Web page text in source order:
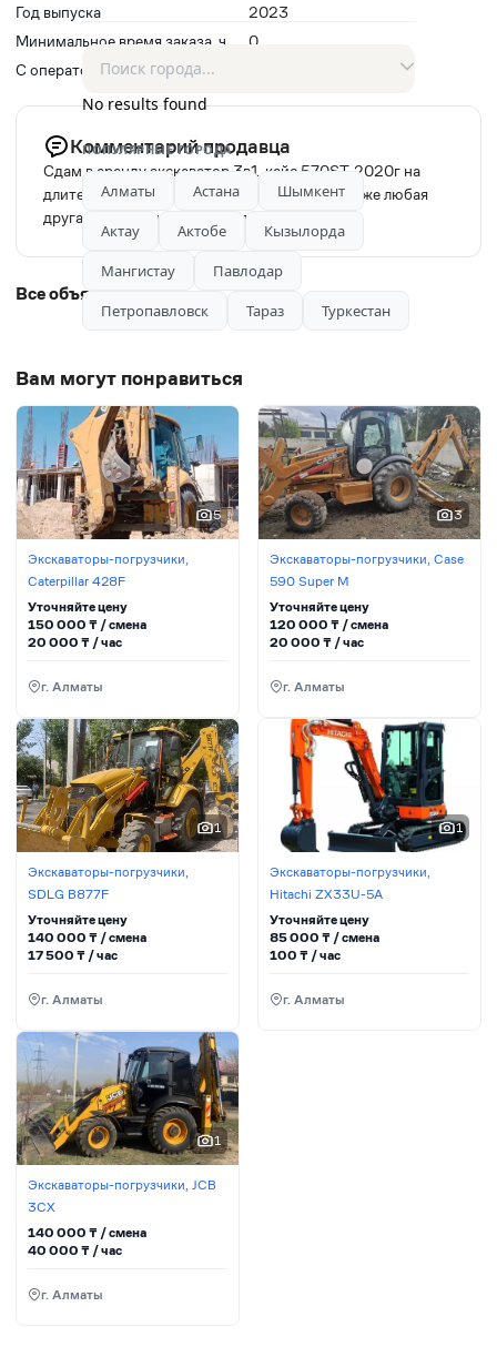
Год выпуска
2023
Минимальное время заказа, ч
0
С оператором(водитель)
Комментарий продавца
Сдам в аренду экскаватор 3в1, кейс 570ST, 2020г на
длительный срок, любая форма оплаты, а также любая
другая спецтехника экскаваторы погрузчики
Все объявления автора
Вам могут понравиться
5
Экскаваторы-погрузчики,
Caterpillar 428F
Уточняйте цену
150 000 ₸ / сменa
20 000 ₸ / час
г. Алматы
3
Экскаваторы-погрузчики, Case
590 Super M
Уточняйте цену
120 000₸ / сменa
20 000₸ / час
г. Алматы
1
Экскаваторы-погрузчики,
SDLG B877F
Уточняйте цену
140 000 ₸ / сменa
17 500 ₸ / час
г. Алматы
1
Экскаваторы-погрузчики,
Hitachi ZX33U-5A
Уточняйте цену
85 000₸ / сменa
100₸ / час
г. Алматы
1
Экскаваторы-погрузчики, JCB
3CX
140 000 ₸ / сменa
40 000 ₸ / час
г. Алматы
No results found
ПОПУЛЯРНЫЕ ГОРОДА
Алматы Астана
Шымкент
Актау
Актобе
Кызылорда
Мангистау
Павлодар
Петропавловск
Тараз Туркестан